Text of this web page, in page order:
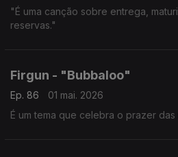
"É uma canção sobre entrega,
reservas."
Firgun - "Bubbaloo"
Ep. 86
01 mai. 2026
É um tema que celebra o prazer